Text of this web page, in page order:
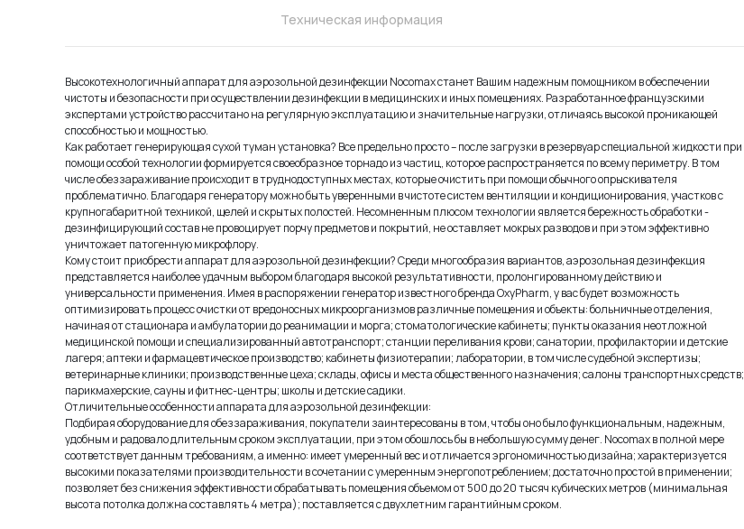
Техническая информация
Высокотехнологичный аппарат для аэрозольной дезинфекции Nocomax станет Вашим надежным помощником в обеспечении
чистоты и безопасности при осуществлении дезинфекции в медицинских и иных помещениях. Разработанное французскими
экспертами устройство рассчитано на регулярную эксплуатацию и значительные нагрузки, отличаясь высокой проникающей
способностью и мощностью.
Как работает генерирующая сухой туман установка? Все предельно просто – после загрузки в резервуар специальной жидкости при
помощи особой технологии формируется своеобразное торнадо из частиц, которое распространяется по всему периметру. В том
числе обеззараживание происходит в труднодоступных местах, которые очистить при помощи обычного опрыскивателя
проблематично. Благодаря генератору можно быть уверенными в чистоте систем вентиляции и кондиционирования, участков с
крупногабаритной техникой, щелей и скрытых полостей. Несомненным плюсом технологии является бережность обработки -
дезинфицирующий состав не провоцирует порчу предметов и покрытий, не оставляет мокрых разводов и при этом эффективно
уничтожает патогенную микрофлору.
Кому стоит приобрести аппарат для аэрозольной дезинфекции? Среди многообразия вариантов, аэрозольная дезинфекция
представляется наиболее удачным выбором благодаря высокой результативности, пролонгированному действию и
универсальности применения. Имея в распоряжении генератор известного бренда OxyPharm, у вас будет возможность
оптимизировать процесс очистки от вредоносных микроорганизмов различные помещения и объекты: больничные отделения,
начиная от стационара и амбулатории до реанимации и морга; стоматологические кабинеты; пункты оказания неотложной
медицинской помощи и специализированный автотранспорт; станции переливания крови; санатории, профилактории и детские
лагеря; аптеки и фармацевтическое производство; кабинеты физиотерапии; лаборатории, в том числе судебной экспертизы;
ветеринарные клиники; производственные цеха; склады, офисы и места общественного назначения; салоны транспортных средств;
парикмахерские, сауны и фитнес-центры; школы и детские садики.
Отличительные особенности аппарата для аэрозольной дезинфекции:
Подбирая оборудование для обеззараживания, покупатели заинтересованы в том, чтобы оно было функциональным, надежным,
удобным и радовало длительным сроком эксплуатации, при этом обошлось бы в небольшую сумму денег. Nocomax в полной мере
соответствует данным требованиям, а именно: имеет умеренный вес и отличается эргономичностью дизайна; характеризуется
высокими показателями производительности в сочетании с умеренным энергопотреблением; достаточно простой в применении;
позволяет без снижения эффективности обрабатывать помещения объемом от 500 до 20 тысяч кубических метров (минимальная
высота потолка должна составлять 4 метра); поставляется с двухлетним гарантийным сроком.